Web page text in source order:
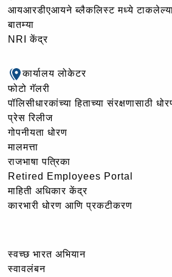
आयआरडीएआयने ब्लैकलिस्ट मध्ये टाकलेल्या
बातम्या
NRI केंद्र
कार्यालय लोकेटर
फोटो गॅलरी
पॉलिसीधारकांच्या हिताच्या संरक्षणासाठी
प्रेस रिलीज
गोपनीयता धोरण
मालमत्ता
राजभाषा पत्रिका
Retired Employees Portal
माहिती अधिकार केंद्र
कारभारी धोरण आणि प्रकटीकरण
स्वच्छ भारत अभियान
स्वावलंबन